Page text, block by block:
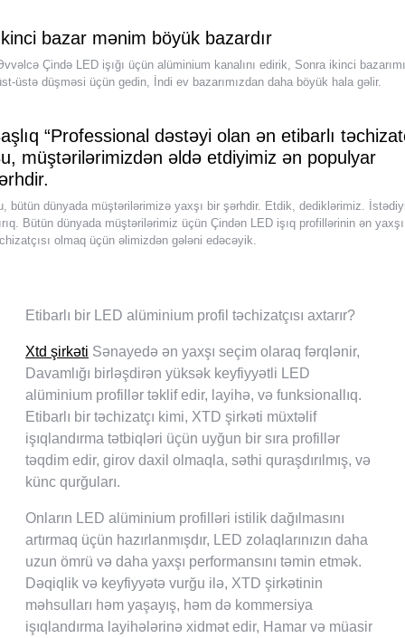
bazar mənim böyük bazardır
Çində LED işığı üçün alüminium kanalını edirik, Sonra ikinci
üstə düşməsi üçün gedin, İndi ev bazarımızdan daha böyük hala gəlir.
“Professional dəstəyi olan ən etibarlı
müştərilərimizdən əldə etdiyimiz ən populyar
bütün dünyada müştərilərimizə yaxşı bir şərhdir. Etdik, dediklərimiz.
Bütün dünyada müştərilərimiz üçün Çindən LED işıq profillərinin ən yaxşı
olmaq üçün əlimizdən gələni edəcəyik.
Etibarlı bir LED alüminium profil təchizatçısı axtarır?
Xtd şirkəti Sənayedə ən yaxşı seçim olaraq fərqlənir,
Davamlığı birləşdirən yüksək keyfiyyətli LED
alüminium profillər təklif edir, layihə, və funksionallıq.
Etibarlı bir təchizatçı kimi, XTD şirkəti müxtəlif
işıqlandırma tətbiqləri üçün uyğun bir sıra profillər
təqdim edir, girov daxil olmaqla, səthi quraşdırılmış, və
künc qurğuları.
Onların LED alüminium profilləri istilik dağılmasını
artırmaq üçün hazırlanmışdır, LED zolaqlarınızın daha
uzun ömrü və daha yaxşı performansını təmin etmək.
Dəqiqlik və keyfiyyətə vurğu ilə, XTD şirkətinin
məhsulları həm yaşayış, həm də kommersiya
işıqlandırma layihələrinə xidmət edir, Hamar və müasir